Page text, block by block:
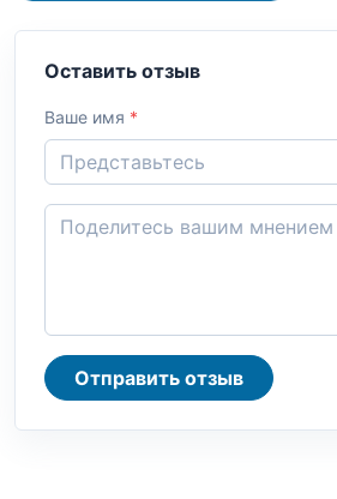
Оставить отзыв
Ваше имя *
Отправить отзыв